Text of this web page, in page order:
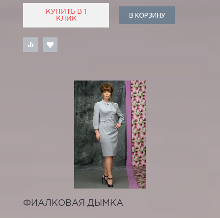
КУПИТЬ В 1
КЛИК
В КОРЗИНУ
ФИАЛКОВАЯ ДЫМКА